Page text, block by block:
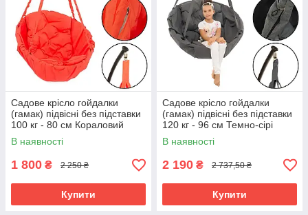
Садове крісло гойдалки
(гамак) підвісні без підставки
100 кг - 80 см Кораловий
В наявності
1 800 ₴ 2 250 ₴
Купити
Садове крісло гойдалки
(гамак) підвісні без підставки
120 кг - 96 см Темно-сірі
В наявності
2 190 ₴ 2 737,50 ₴
Купити